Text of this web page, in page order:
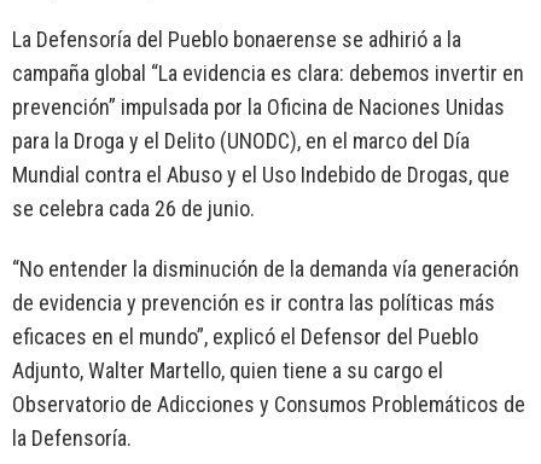
La Defensoría del Pueblo bonaerense se adhirió a la
campaña global “La evidencia es clara: debemos invertir en
prevención” impulsada por la Oficina de Naciones Unidas
para la Droga y el Delito (UNODC), en el marco del Día
Mundial contra el Abuso y el Uso Indebido de Drogas, que
se celebra cada 26 de junio.
“No entender la disminución de la demanda vía generación
de evidencia y prevención es ir contra las políticas más
eficaces en el mundo”, explicó el Defensor del Pueblo
Adjunto, Walter Martello, quien tiene a su cargo el
Observatorio de Adicciones y Consumos Problemáticos de
la Defensoría.